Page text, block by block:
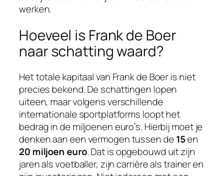
werken.
Hoeveel is Frank de Boer
naar schatting waard?
Het totale kapitaal van Frank de Boer is niet
precies bekend. De schattingen lopen
uiteen, maar volgens verschillende
internationale sportplatforms loopt het
bedrag in de miljoenen euro’s. Hierbij moet je
denken aan een vermogen tussen de 15en
20 miljoen euro. Dat is opgebouwd uit zijn
jaren als voetballer, zijn carrière als trainer en